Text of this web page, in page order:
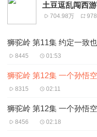
土豆逗乱闯西
704.98万
狮驼岭 第11集 约定一致也
8445 01:53
狮驼岭 第12集 一个孙悟
8315 02:11
狮驼岭 第12集 一个孙悟
8456 02:18